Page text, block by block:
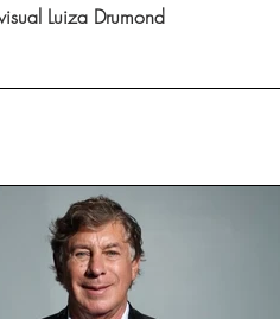
Luiza Drumond